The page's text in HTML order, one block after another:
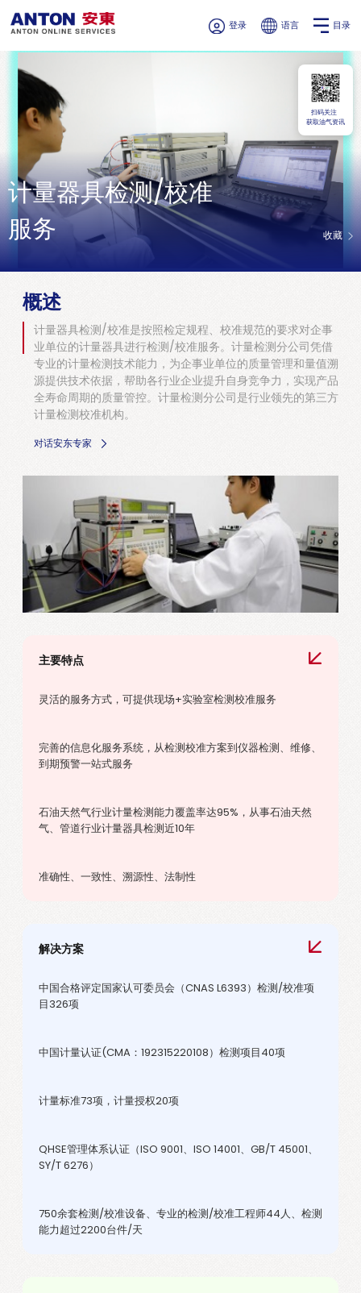
扫码关注
获取油气资讯
登录 语言 目录
计量器具检测/校准
服务
收藏
概述
计量器具检测/校准是按照检定规程、校准规范的要求对企事
业单位的计量器具进行检测/校准服务。计量检测分公司凭借
专业的计量检测技术能力，为企事业单位的质量管理和量值溯
源提供技术依据，帮助各行业企业提升自身竞争力，实现产品
全寿命周期的质量管控。计量检测分公司是行业领先的第三方
计量检测校准机构。
对话安东专家
主要特点
灵活的服务方式，可提供现场+实验室检测校准服务
完善的信息化服务系统，从检测校准方案到仪器检测、维修、
到期预警一站式服务
石油天然气行业计量检测能力覆盖率达95%，从事石油天然
气、管道行业计量器具检测近10年
准确性、一致性、溯源性、法制性
解决方案
中国合格评定国家认可委员会（CNAS L6393）检测/校准项
目326项
中国计量认证(CMA：192315220108）检测项目40项
计量标准73项，计量授权20项
QHSE管理体系认证（ISO 9001、ISO 14001、GB/T 45001、
SY/T 6276）
750余套检测/校准设备、专业的检测/校准工程师44人、检测
能力超过2200台件/天